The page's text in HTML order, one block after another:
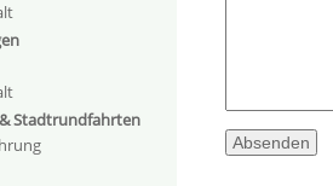
Stadtrundfahrten